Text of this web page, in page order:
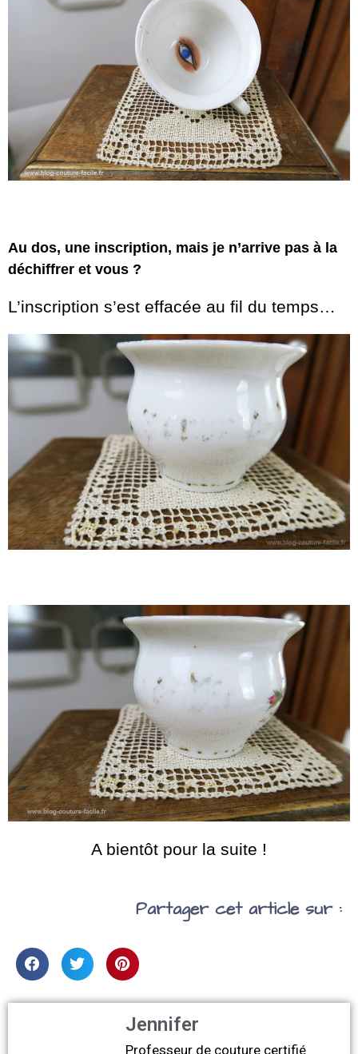
Au dos, une inscription, mais je n’arrive pas à la
déchiffrer et vous ?
L’inscription s’est effacée au fil du temps…
A bientôt pour la suite !
Partager cet article sur :
Jennifer
Professeur de couture certifié